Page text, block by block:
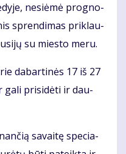
ne­si­ė­mė prog­no­
spren­di­mas pri­klau­
su mies­to me­ru.
da­bar­ti­nės 17 iš 27
ga­li pri­si­dė­ti ir dau­
sa­vai­tę spe­cia­